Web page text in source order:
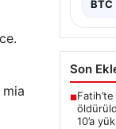
BTC
Son
■Fatih’te
10’a